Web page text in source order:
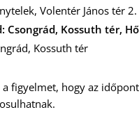
Volentér János tér 2.
Csongrád, Kossuth tér,
Kossuth tér
a figyelmet, hogy az